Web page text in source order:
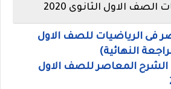
الاول الثانوى 2020
فى الرياضيات للصف الاول
النهائية)
الشرح المعاصر للصف الاول